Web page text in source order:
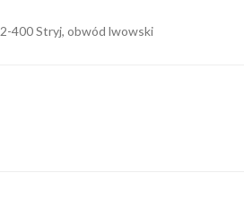
400 Stryj, obwód lwowski